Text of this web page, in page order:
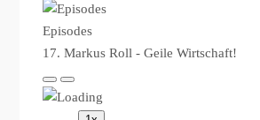
Episodes
17. Markus Roll - Geile Wirtschaft!
Play
Episode
Pause
Episode